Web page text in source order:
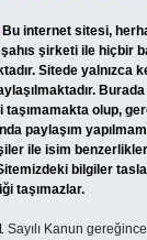
Bu internet sitesi,
şirketi ile hiçbir
Sitede yalnızca
taşımamakta olup,
paylaşım
ile isim
bilgiler
taşımazlar.
Sayılı Kanun